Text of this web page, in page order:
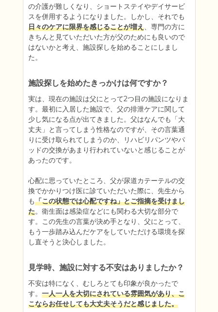
の介護が難しくなり、ショートステイやデイサービ
スを併用するようになりました。しかし、それでも
日々のケアに限界を感じることが増え、専門の方に
きちんと見ていただいた方が父のためにも良いので
はないかと考え、施設探しを始めることにしまし
た。
施設探しを始めたきっかけは何ですか？
実は、現在の施設は父にとって2つ目の施設になりま
す。最初に入居した施設で、父の排泄ケアに関して
少し気になる点が出てきました。父はなんでも「大
丈夫」と言ってしまう性格なのですが、その言葉通
りに受け取られてしまうのか、リハビリパンツやパ
ッドの交換があまり行われていないと感じることが
あったのです。
心配に思っていたところ、父が尿道カテーテルの交
換でかかりつけ医に診ていただいた際に、先生から
も「この状態では心配ですね」とご指摘を受けまし
た。衛生面は感染症などにも関わる大切な部分で
す。この先生の言葉が決め手となり、父にとって、
もう一歩踏み込んだケアをしていただける環境を探
し直そうと決心しました。
見学時、施設に対する不安はありましたか？
不安は特になく、むしろとても印象が良かったで
す。 一人一人を大切にされている雰囲気があり、こ
こならお任せしても大丈夫そうだと感じました。